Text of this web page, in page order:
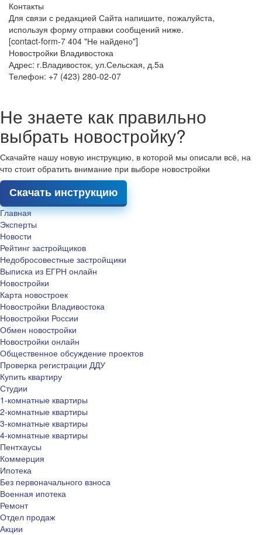
Контакты
Для связи с редакцией Сайта напишите, пожалуйста,
используя форму отправки сообщений ниже.
[contact-form-7 404 "Не найдено"]
Новостройки Владивостока
Адрес: г.Владивосток, ул.Сельская, д.5а
Телефон: +7 (423) 280-02-07
Не знаете как правильно
выбрать новостройку?
Скачайте нашу новую инструкцию, в которой мы описали всё, на
что стоит обратить внимание при выборе новостройки
Скачать инструкцию
Главная
Эксперты
Новости
Рейтинг застройщиков
Недобросовестные застройщики
Выписка из ЕГРН онлайн
Новостройки
Карта новостроек
Новостройки Владивостока
Новостройки России
Обмен новостройки
Новостройки онлайн
Общественное обсуждение проектов
Проверка регистрации ДДУ
Купить квартиру
Студии
1-комнатные квартиры
2-комнатные квартиры
3-комнатные квартиры
4-комнатные квартиры
Пентхаусы
Коммерция
Ипотека
Без первоначального взноса
Военная ипотека
Ремонт
Отдел продаж
Акции